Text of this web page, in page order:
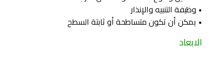
• وظيفة التنبيه والإنذار
• يمكن أن تكون متساطحة أو ثابتة السطح
الابعاد